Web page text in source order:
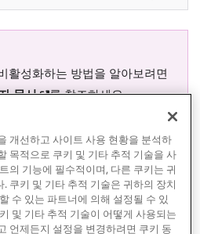
활성화하는 방법을 알아보려면
문서(opens in new tab)
를 참조하세요.
개선하고 사이트 사용 현황을 분석하
목적으로 쿠키 및 기타 추적 기술을 사
의 기능에 필수적이며, 다른 쿠키는 귀
쿠키 및 기타 추적 기술은 귀하의 장치
수 있는 파트너에 의해 설정될 수 있
및 기타 추적 기술이 어떻게 사용되는
언제든지 설정을 변경하려면 쿠키 동